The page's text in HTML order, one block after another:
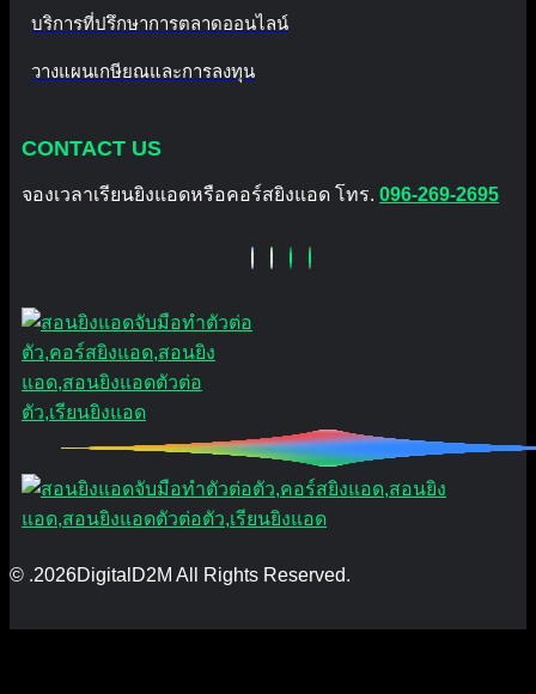
บริการที่ปรึกษาการตลาดออนไลน์
วางแผนเกษียณและการลงทุน
CONTACT US
จองเวลาเรียนยิงแอดหรือคอร์สยิงแอด โทร. 096-269-2695
© .2026DigitalD2M All Rights Reserved.